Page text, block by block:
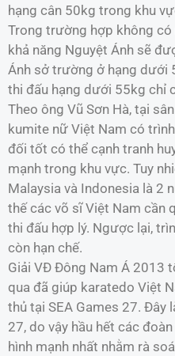
hạng cân 50kg trong khu
Trong trường hợp không
khả năng Nguyệt Ánh sẽ
Ánh sở trường ở hạng dưới
thi đấu hạng dưới 55kg chỉ
Theo ông Vũ Sơn Hà, tại
kumite nữ Việt Nam có
đối tốt có thể cạnh tranh
mạnh trong khu vực. Tuy
Malaysia và Indonesia là 2
thế các võ sĩ Việt Nam cần
thi đấu hợp lý. Ngược lại,
còn hạn chế.
Giải VĐ Đông Nam Á 2013
qua đã giúp karatedo Việt
thủ tại SEA Games 27. Đây
27, do vậy hầu hết các
hình mạnh nhất nhằm rà